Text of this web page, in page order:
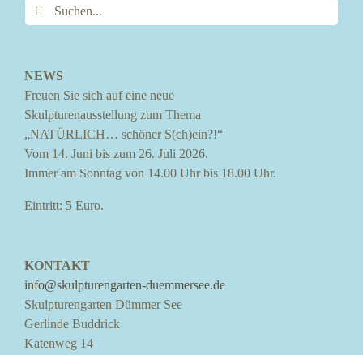
Suche
nach:
NEWS
Freuen Sie sich auf eine neue
Skulpturenausstellung zum Thema
„NATÜRLICH… schöner S(ch)ein?!“
Vom 14. Juni bis zum 26. Juli 2026.
Immer am Sonntag von 14.00 Uhr bis 18.00 Uhr.
Eintritt: 5 Euro.
KONTAKT
info@skulpturengarten-duemmersee.de
Skulpturengarten Dümmer See
Gerlinde Buddrick
Katenweg 14